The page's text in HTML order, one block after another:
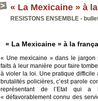
« La Mexicaine » à
RESISTONS ENSEMBLE -
« La Mexicaine » à la
« Une mexicaine » dans le jargon
faits à leur manière pour faire
à violer la loi. Une pratique difficile
brutalités policières, c’est parole
représentant de l’Etat qui a
« défavorablement connu des